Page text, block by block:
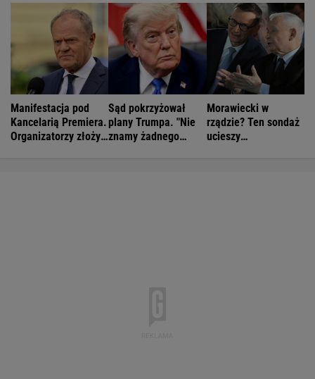
Manifestacja pod
Kancelarią Premiera.
Organizatorzy złożyli
Sąd pokrzyżował
plany Trumpa. "Nie
znamy żadnego
Morawiecki w
rządzie? Ten sondaż
ucieszy